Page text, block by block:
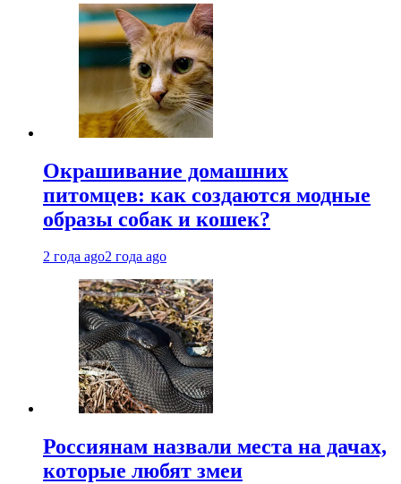
Окрашивание домашних
питомцев: как создаются модные
образы собак и кошек?
2 года ago2 года ago
Россиянам назвали места на дачах,
которые любят змеи